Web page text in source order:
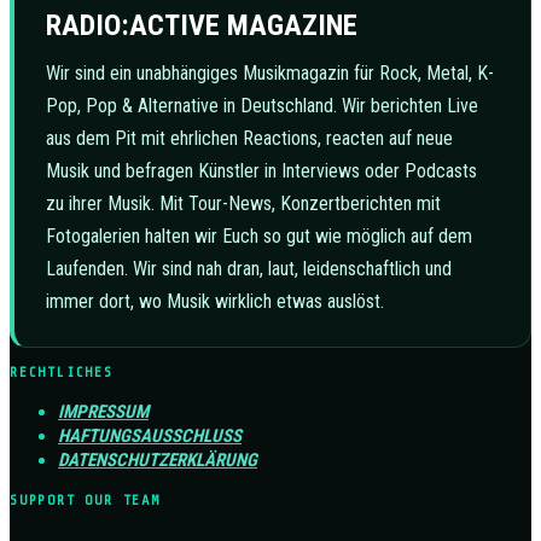
RADIO:ACTIVE MAGAZINE
Wir sind ein unabhängiges Musikmagazin für Rock, Metal, K-
Pop, Pop & Alternative in Deutschland. Wir berichten Live
aus dem Pit mit ehrlichen Reactions, reacten auf neue
Musik und befragen Künstler in Interviews oder Podcasts
zu ihrer Musik. Mit Tour-News, Konzertberichten mit
Fotogalerien halten wir Euch so gut wie möglich auf dem
Laufenden. Wir sind nah dran, laut, leidenschaftlich und
immer dort, wo Musik wirklich etwas auslöst.
RECHTLICHES
IMPRESSUM
HAFTUNGSAUSSCHLUSS
DATENSCHUTZERKLÄRUNG
SUPPORT OUR TEAM